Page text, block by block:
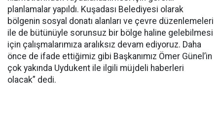
planlamalar yapıldı. Kuşadası Belediyesi olarak
bölgenin sosyal donatı alanları ve çevre düzenlemeleri
ile de bütünüyle sorunsuz bir bölge haline gelebilmesi
için çalışmalarımıza aralıksız devam ediyoruz. Daha
önce de ifade ettiğimiz gibi Başkanımız Ömer Günel’in
çok yakında Uydukent ile ilgili müjdeli haberleri
olacak” dedi.